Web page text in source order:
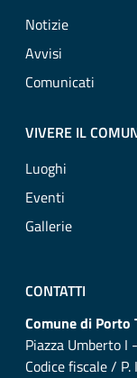
Notizie
Avvisi
Comunicati
VIVERE IL
Luoghi
Eventi
Gallerie
CONTATTI
Comune di Porto
Piazza Umberto I
Codice fiscale /